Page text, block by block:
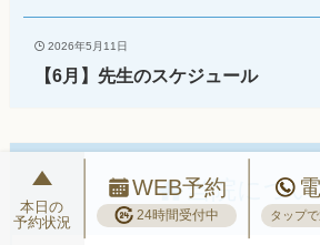
2026年5月11日
【6月】先生のスケジュール
当院につ
本日の
予約状況
WEB予約
24時間受付中 タップ